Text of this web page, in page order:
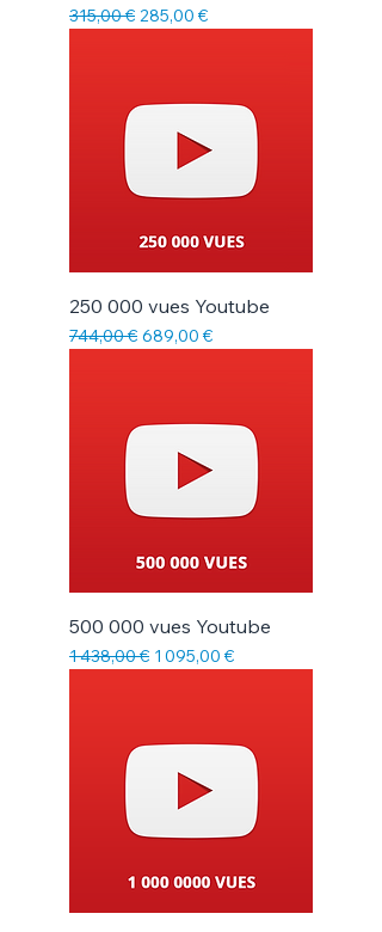
Prix original
315,00 € Prix promotionnel
285,00 €
250 000 vues Youtube
Prix original
744,00 € Prix promotionnel
689,00 €
500 000 vues Youtube
Prix original
1 438,00 € Prix promotionnel
1 095,00 €